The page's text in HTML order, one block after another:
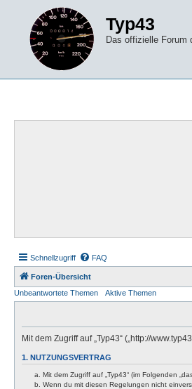
Typ43
Das offizielle Forum
Schnellzugriff FAQ
Foren-Übersicht
Unbeantwortete Themen
Aktive Themen
Mit dem Zugriff auf „Typ43“ („http://
1. NUTZUNGSVERTRAG
Mit dem Zugriff auf „Typ43“ (im Folgenden
Wenn du mit diesen Regelungen nicht